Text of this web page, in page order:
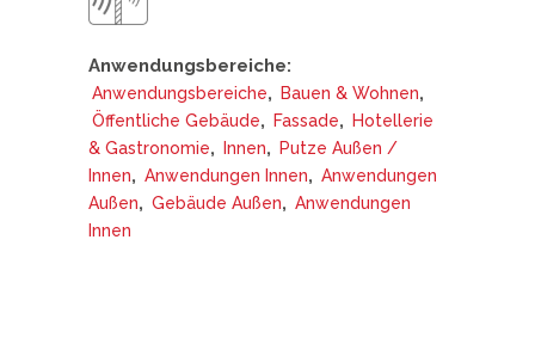
Anwendungsbereiche:
Anwendungsbereiche, Bauen & Wohnen,
Öffentliche Gebäude, Fassade,
Hotellerie
& Gastronomie, Innen,
Putze Außen /
Innen, Anwendungen Innen, Anwendungen
Außen, Gebäude Außen, Anwendungen
Innen